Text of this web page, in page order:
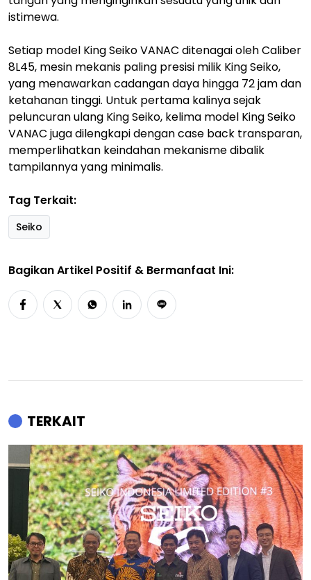
istimewa.
Setiap model King Seiko VANAC ditenagai oleh Caliber
8L45, mesin mekanis paling presisi milik King Seiko,
yang menawarkan cadangan daya hingga 72 jam dan
ketahanan tinggi. Untuk pertama kalinya sejak
peluncuran ulang King Seiko, kelima model King Seiko
VANAC juga dilengkapi dengan case back transparan,
memperlihatkan keindahan mekanisme dibalik
tampilannya yang minimalis.
Tag Terkait:
Seiko
Bagikan Artikel Positif & Bermanfaat Ini:
TERKAIT